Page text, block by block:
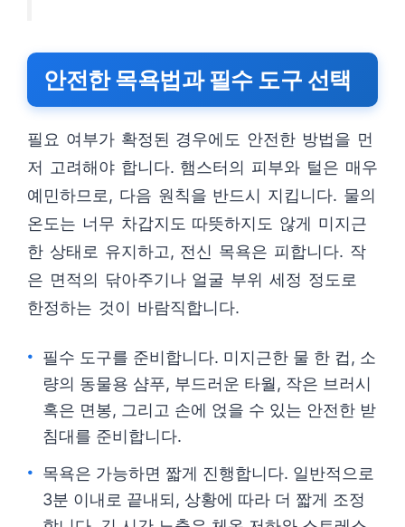
안전한 목욕법과 필수 도구 선택
필요 여부가 확정된 경우에도 안전한 방법을 먼
저 고려해야 합니다. 햄스터의 피부와 털은 매우
예민하므로, 다음 원칙을 반드시 지킵니다. 물의
온도는 너무 차갑지도 따뜻하지도 않게 미지근
한 상태로 유지하고, 전신 목욕은 피합니다. 작
은 면적의 닦아주기나 얼굴 부위 세정 정도로
한정하는 것이 바람직합니다.
필수 도구를 준비합니다. 미지근한 물 한 컵, 소
량의 동물용 샴푸, 부드러운 타월, 작은 브러시
혹은 면봉, 그리고 손에 얹을 수 있는 안전한 받
침대를 준비합니다.
목욕은 가능하면 짧게 진행합니다. 일반적으로
3분 이내로 끝내되, 상황에 따라 더 짧게 조정